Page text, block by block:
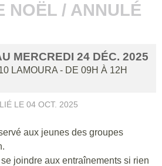
NOËL / ANNULÉ
MERCREDI 24 DÉC. 2025
LAMOURA - DE 09H À 12H
LE 04 OCT. 2025
aux jeunes des groupes
joindre aux entraînements si rien